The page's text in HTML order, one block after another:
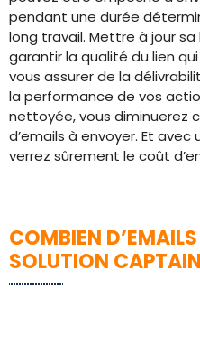
pendant une durée
long travail. Mettre à jour
garantir la qualité du lien
vous assurer de la
la performance de vos
nettoyée, vous diminuerez
d’emails à envoyer. Et avec
verrez sûrement le coût
COMBIEN
SOLUTION